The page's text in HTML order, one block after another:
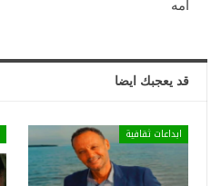
امه
قد يعجبك ايضا
ابداعات ثقافية